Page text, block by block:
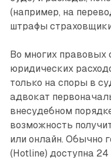
(например, на
штрафы
Во многих правовых
юридических
только на споры в
адвокат
внесудебном
возможность
или онлайн. Обычно
(Hotline) доступна